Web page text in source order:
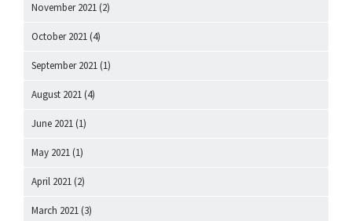
November 2021 (2)
October 2021 (4)
September 2021 (1)
August 2021 (4)
June 2021 (1)
May 2021 (1)
April 2021 (2)
March 2021 (3)